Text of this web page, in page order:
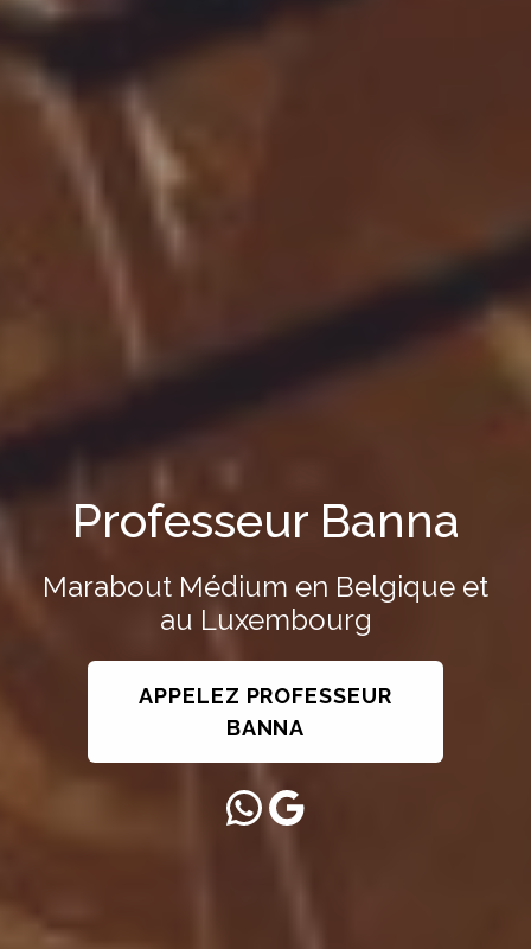
Professeur Banna
Marabout Médium en Belgique et
au Luxembourg
APPELEZ PROFESSEUR
BANNA
WhatsApp
Google